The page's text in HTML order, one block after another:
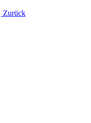
Zurück